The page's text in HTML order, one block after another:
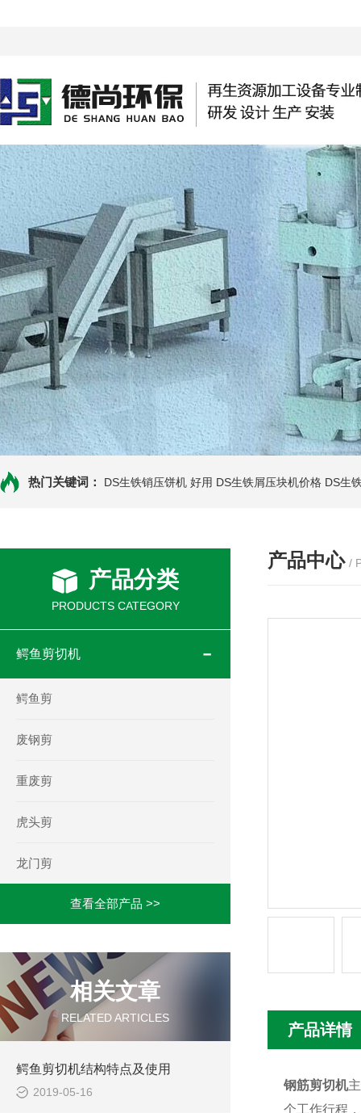
热门关键词： DS生铁销压饼机 好用 DS生铁屑压块机价格 DS生
产品分类
PRODUCTS CATEGORY
鳄鱼剪切机
鳄鱼剪
废钢剪
重废剪
虎头剪
龙门剪
查看全部产品 >>
相关文章
RELATED ARTICLES
鳄鱼剪切机结构特点及使用
2019-05-16
产品中心 /
产品详情
钢筋剪切机
个工作行程